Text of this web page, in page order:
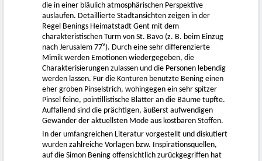
die in einer bläulich atmosphärischen Perspektive
auslaufen. Detaillierte Stadtansichten zeigen in der
Regel Benings Heimatstadt Gent mit dem
charakteristischen Turm von St. Bavo (z. B. beim Einzug
nach Jerusalem 77v). Durch eine sehr differenzierte
Mimik werden Emotionen wiedergegeben, die
Charakterisierungen zulassen und die Personen lebendig
werden lassen. Für die Konturen benutzte Bening einen
eher groben Pinselstrich, wohingegen ein sehr spitzer
Pinsel feine, pointillistische Blätter an die Bäume tupfte.
Auffallend sind die prächtigen, äußerst aufwendigen
Gewänder der aktuellsten Mode aus kostbaren Stoffen.
In der umfangreichen Literatur vorgestellt und diskutiert
wurden zahlreiche Vorlagen bzw. Inspirationsquellen,
auf die Simon Bening offensichtlich zurückgegriffen hat